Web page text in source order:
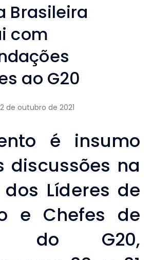
Brasileira
com
ao G20
de outubro de 2021
é insumo
discussões na
Líderes de
e Chefes de
do G20,